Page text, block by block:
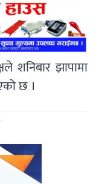
शनिबार झापामा
छ ।